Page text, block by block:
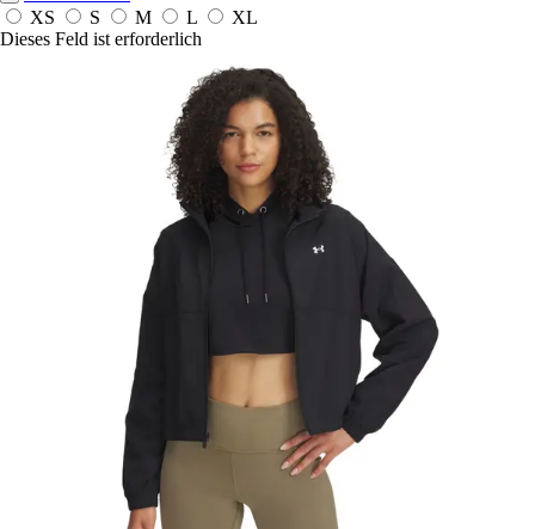
XS
S M L
XL
Dieses Feld ist erforderlich